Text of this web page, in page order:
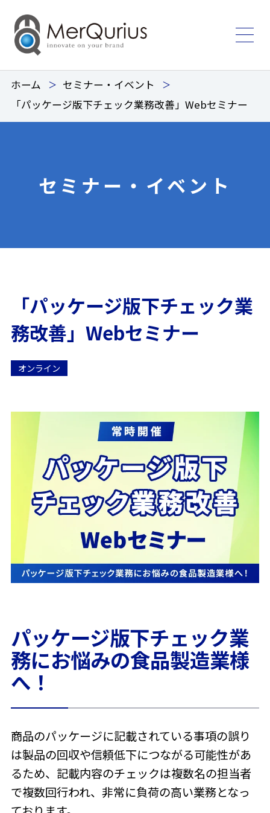
ホーム
セミナー・イベント
「パッケージ版下チェック業務改善」Webセミナー
セミナー・イベント
「パッケージ版下チェック業
務改善」Webセミナー
オンライン
パッケージ版下チェック業
務にお悩みの食品製造業様
へ！
商品のパッケージに記載されている事項の誤り
は製品の回収や信頼低下につながる可能性があ
るため、記載内容のチェックは複数名の担当者
で複数回行われ、非常に負荷の高い業務となっ